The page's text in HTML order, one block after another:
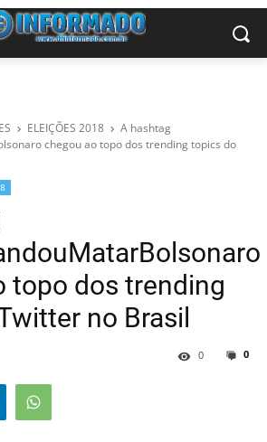
ELEIÇÕES 2018
A hashtag
chegou ao topo dos trending topics do
topo dos trending
no Brasil
0
0